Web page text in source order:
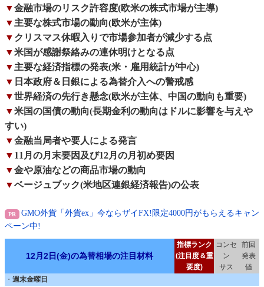
▼金融市場のリスク許容度(欧米の株式市場が主導)
▼主要な株式市場の動向(欧米が主体)
▼ クリスマス休暇入りで市場参加者が減少する点
▼米国が感謝祭絡みの連休明けとなる点
▼主要な経済指標の発表(米・雇用統計が中心)
▼ 日本政府＆日銀による為替介入への警戒感
▼世界経済の先行き懸念(欧米が主体、中国の動向も重要)
▼米国の国債の動向(長期金利の動向はドルに影響を与えや
すい)
▼金融当局者や要人による発言
▼ 11月の月末要因及び12月の月初め要因
▼金や原油などの商品市場の動向
▼ベージュブック(米地区連銀経済報告)の公表
GMO外貨「外貨ex」今ならザイFX!限定4000円がもらえるキャン
ペーン中!
12月2日(金)の為替相場の注目材料
指標ランク
(注目度＆重
要度)
コンセ
ン
サス
前回
発表
値
・ 週末金曜日